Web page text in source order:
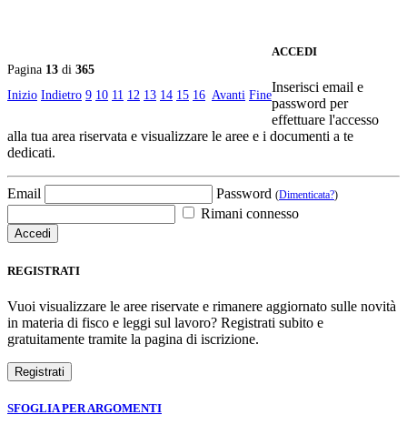
Pagina 13 di 365
Inizio Indietro 9 10 11 12 13 14 15 16 Avanti Fine
ACCEDI
Inserisci email e
password per
effettuare l'accesso
alla tua area riservata e visualizzare le aree e i documenti a te
dedicati.
Email Password (Dimenticata?)
Rimani connesso
REGISTRATI
Vuoi visualizzare le aree riservate e rimanere aggiornato sulle novità
in materia di fisco e leggi sul lavoro? Registrati subito e
gratuitamente tramite la pagina di iscrizione.
SFOGLIA PER ARGOMENTI